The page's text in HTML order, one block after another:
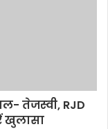
तेजस्‍वी, RJD
खुलासा